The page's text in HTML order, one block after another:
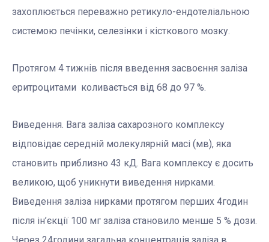
захоплюється переважно ретикуло-ендотеліальною
системою печінки, селезінки і кісткового мозку.
Протягом 4 тижнів після введення засвоєння заліза
еритроцитами коливається від 68 до 97 %.
Виведення. Вага заліза сахарозного комплексу
відповідає середній молекулярній масі (мв), яка
становить приблизно 43 кД. Вага комплексу є досить
великою, щоб уникнути виведення нирками.
Виведення заліза нирками протягом перших 4годин
після ін’єкції 100 мг заліза становило менше 5 % дози.
Через 24години загальна концентрація заліза в